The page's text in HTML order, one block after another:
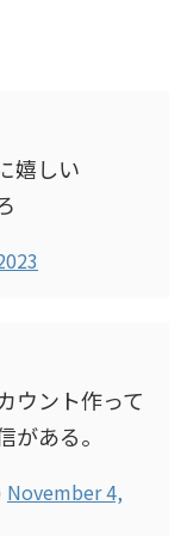
嬉しい
ウント作って
ある。
November 4,